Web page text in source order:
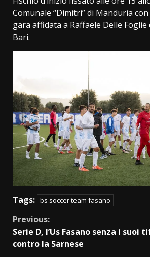
Comunale “Dimitri” di Manduria
gara affidata a Raffaele Delle Foglie
Bari.
Tags: bs soccer team fasano
Continue
Reading
Previous:
Serie D, l’Us Fasano senza i
contro la Sarnese